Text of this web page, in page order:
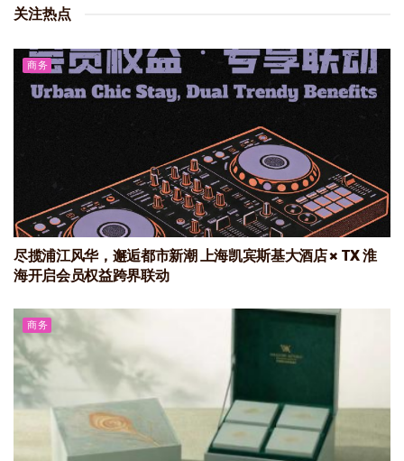
关注热点
商务
尽揽浦江风华，邂逅都市新潮 上海凯宾斯基大酒店 × TX 淮
海开启会员权益跨界联动
商务